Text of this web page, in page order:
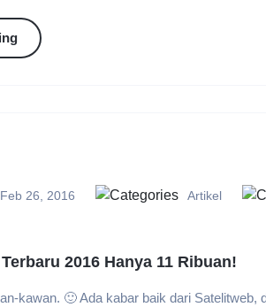
Feb 26, 2016 Artikel
2016 Hanya 11 Ribuan!
kawan. 🙂 Ada kabar baik dari Satelitweb,